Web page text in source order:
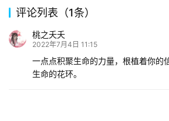
评论列表（1条）
桃之夭夭
2022年7月4日 11:15
一点点积聚生命的力量，根植着你的
生命的花环。